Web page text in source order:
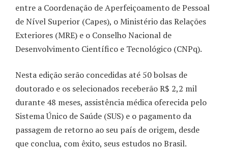
entre a Coordenação de Aperfeiçoamento de Pessoal
de Nível Superior (Capes), o Ministério das Relações
Exteriores (MRE) e o Conselho Nacional de
Desenvolvimento Científico e Tecnológico (CNPq).
Nesta edição serão concedidas até 50 bolsas de
doutorado e os selecionados receberão R$ 2,2 mil
durante 48 meses, assistência médica oferecida pelo
Sistema Único de Saúde (SUS) e o pagamento da
passagem de retorno ao seu país de origem, desde
que conclua, com êxito, seus estudos no Brasil.